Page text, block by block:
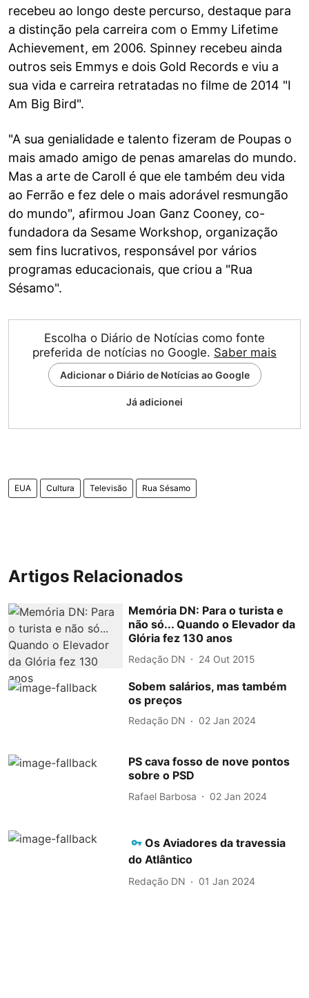
recebeu ao longo deste percurso, destaque para
a distinção pela carreira com o Emmy Lifetime
Achievement, em 2006. Spinney recebeu ainda
outros seis Emmys e dois Gold Records e viu a
sua vida e carreira retratadas no filme de 2014 "I
Am Big Bird".
"A sua genialidade e talento fizeram de Poupas o
mais amado amigo de penas amarelas do mundo.
Mas a arte de Caroll é que ele também deu vida
ao Ferrão e fez dele o mais adorável resmungão
do mundo", afirmou Joan Ganz Cooney, co-
fundadora da Sesame Workshop, organização
sem fins lucrativos, responsável por vários
programas educacionais, que criou a "Rua
Sésamo".
Escolha o Diário de Notícias como fonte
preferida de notícias no Google. Saber mais
Adicionar o Diário de Notícias ao Google
Já adicionei
EUA Cultura Televisão Rua Sésamo
Artigos Relacionados
Memória DN: Para o turista e
não só... Quando o Elevador da
Glória fez 130 anos
Redação DN 24 Out 2015
Sobem salários, mas também
os preços
Redação DN 02 Jan 2024
PS cava fosso de nove pontos
sobre o PSD
Rafael Barbosa 02 Jan 2024
Os Aviadores da travessia
do Atlântico
Redação DN 01 Jan 2024